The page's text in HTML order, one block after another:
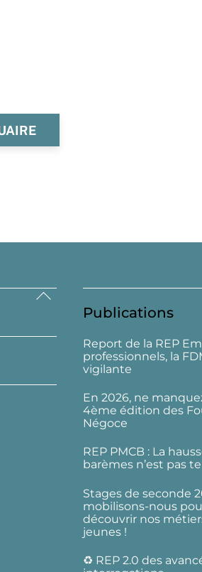
Back
Top
Publications
Report de la REP
professionnels, la
vigilante
En 2026, ne
4ème édition des
Négoce
REP PMCB : La
barèmes n’est pas
Stages de seconde
mobilisons-nous
découvrir nos
jeunes !
♻️ REP 2.0 des